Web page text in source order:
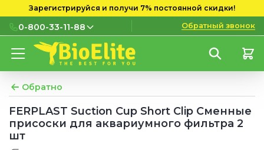
Зарегистрируйся и получи 7% постоянной скидки!
0-800-33-11-88
0-800-33-11-88
мобильных номеров
(097) 133 11 88
(095) 133 11 88
Обратный звонок
Обратно
FERPLAST Suction Cup Short Clip Сменные
присоски для аквариумного фильтра 2
шт